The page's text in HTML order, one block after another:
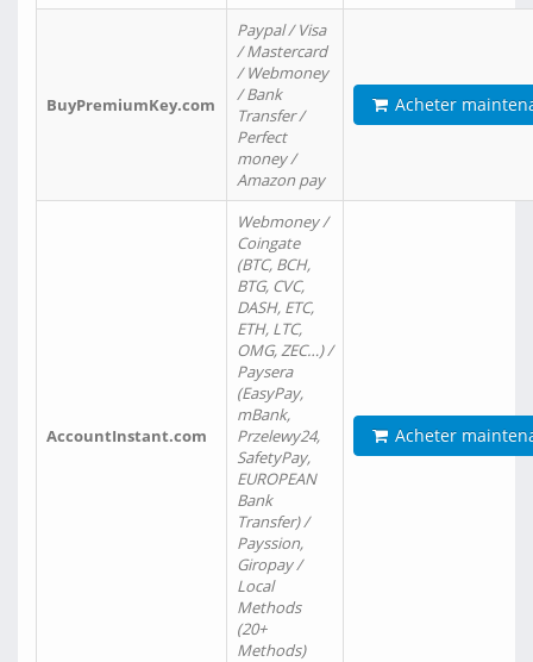
BuyPremiumKey.com
Paypal / Visa
/ Mastercard
/ Webmoney
/ Bank
Transfer /
Perfect
money /
Amazon pay
Acheter
AccountInstant.com
Webmoney /
Coingate
(BTC, BCH,
BTG, CVC,
DASH, ETC,
ETH, LTC,
OMG, ZEC…) /
Paysera
(EasyPay,
mBank,
Przelewy24,
SafetyPay,
EUROPEAN
Bank
Transfer) /
Payssion,
Giropay /
Local
Methods
(20+
Methods)
Acheter